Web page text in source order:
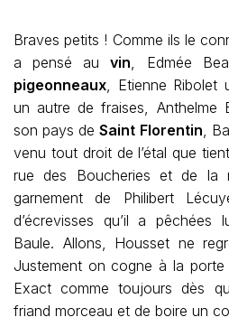
Braves petits ! Comme ils le
a pensé auvin, Edmée
pigeonneaux, Etienne Ribolet
un autre de fraises, Anthelme
son pays deSaint Florentin,
venu tout droit de l’étal que
rue des Boucheries et de
garnement de Philibert
d’écrevisses qu’il a
Baule. Allons, Housset ne
Justement on cogne à la porte
Exact comme toujours dès
friand morceau et de boire un